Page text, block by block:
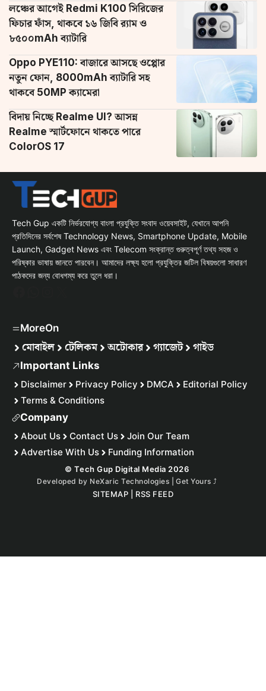
লঞ্চের আগেই Redmi K100 সিরিজের
ফিচার ফাঁস, থাকবে ১৬ জিবি র‌্যাম ও
৮৫০০mAh ব্যাটারি
Oppo PYE110: বাজারে আসছে ওপ্পোর
নতুন ফোন, 8000mAh ব্যাটারি সহ
থাকবে 50MP ক্যামেরা
বিদায় নিচ্ছে Realme UI? আসন্ন
Realme স্মার্টফোনে থাকতে পারে
ColorOS 17
Tech Gup একটি নির্ভরযোগ্য বাংলা প্রযুক্তি সংবাদ ওয়েবসাইট, যেখানে আপনি
প্রতিদিনের সর্বশেষ Technology News, Smartphone Update, Mobile
Launch, Gadget News এবং Telecom সংক্রান্ত গুরুত্বপূর্ণ তথ্য সহজ ও
পরিষ্কার ভাষায় জানতে পারবেন। আমাদের লক্ষ্য হলো প্রযুক্তির জটিল বিষয়গুলো সাধারণ
পাঠকদের জন্য বোধগম্য করে তুলে ধরা।
MoreOn
মোবাইল টেলিকম অটোকার গ্যাজেট গাইড
Important Links
Disclaimer Privacy Policy DMCA
Editorial Policy
Terms & Conditions
Company
About Us Contact Us
Join Our Team
Advertise With Us
Funding Information
© Tech Gup Digital Media 2026
Developed by NeXaric Technologies | Get Yours⤴︎
SITEMAP RSS FEED